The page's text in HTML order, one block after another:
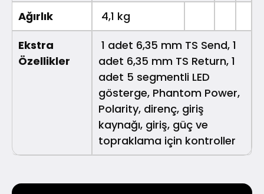
Ağırlık
4,1 kg
Ekstra
Özellikler
1 adet 6,35 mm TS Send, 1
adet 6,35 mm TS Return, 1
adet 5 segmentli LED
gösterge, Phantom Power,
Polarity, direnç, giriş
kaynağı, giriş, güç ve
topraklama için kontroller